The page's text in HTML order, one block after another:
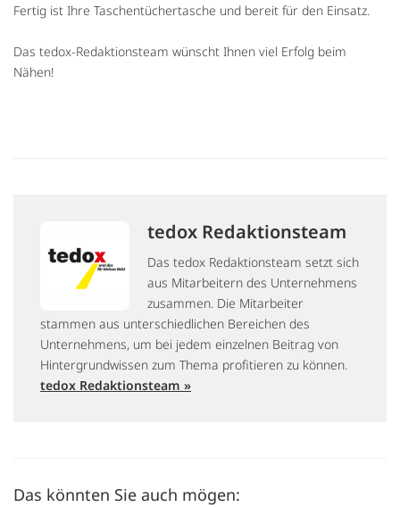
Fertig ist Ihre Taschentüchertasche und bereit für den Einsatz.
Das tedox-Redaktionsteam wünscht Ihnen viel Erfolg beim
Nähen!
tedox Redaktionsteam
Das tedox Redaktionsteam setzt sich
aus Mitarbeitern des Unternehmens
zusammen. Die Mitarbeiter
stammen aus unterschiedlichen Bereichen des
Unternehmens, um bei jedem einzelnen Beitrag von
Hintergrundwissen zum Thema profitieren zu können.
tedox Redaktionsteam »
Das könnten Sie auch mögen: